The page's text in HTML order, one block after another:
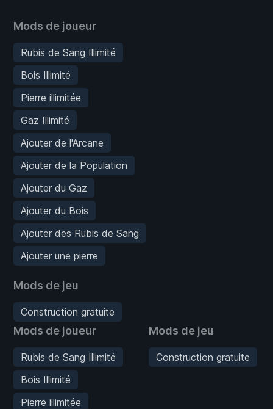
Mods de joueur
Rubis de Sang Illimité
Bois Illimité
Pierre illimitée
Gaz Illimité
Ajouter de l'Arcane
Ajouter de la Population
Ajouter du Gaz
Ajouter du Bois
Ajouter des Rubis de Sang
Ajouter une pierre
Mods de jeu
Construction gratuite
Mods de joueur
Rubis de Sang Illimité
Bois Illimité
Pierre illimitée
Mods de jeu
Construction gratuite